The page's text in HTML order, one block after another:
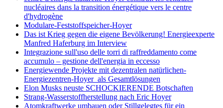
nucléaires dans la transition énergétique vers le centre
d'hydrogène
Modulare-Feststoffspeicher-Hoyer
Das ist Krieg gegen die eigene Bevölkerung! Energieexperte
Manfred Haferburg im Interview
Integrazione sull'uso delle torri di raffreddamento come
accumulo – gestione dell'energia in eccesso
Energiewende Projekte mit dezentralen natürlichen-
Energiezentren-Hoyer als Gesamtlösungen
Elon Musks neuste SCHOCKIERENDE Botschaften
Strang-Wasserstoffherstellung nach Eric Hoyer
Atomkraftwerke umbauen oder Stillgelegtes für ein